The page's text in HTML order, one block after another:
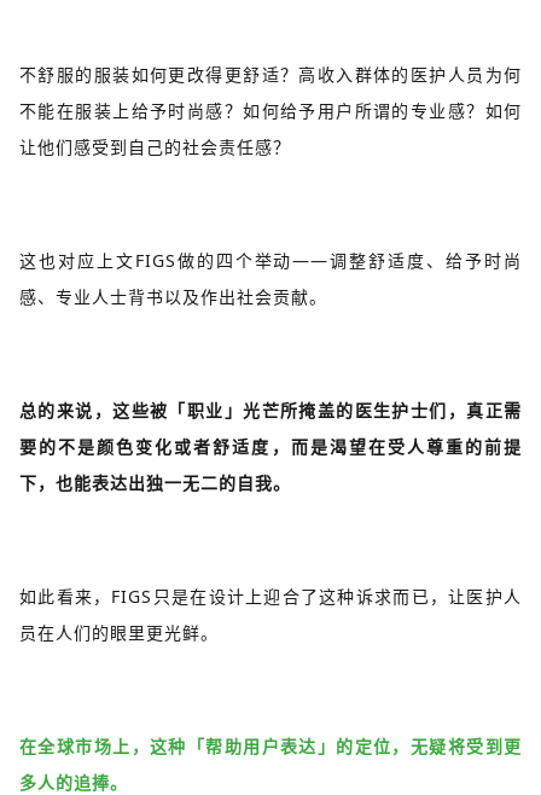
不舒服的服装如何更改得更舒适？高收入群体的医护人员为何
不能在服装上给予时尚感？如何给予用户所谓的专业感？如何
让他们感受到自己的社会责任感？
这也对应上文FIGS做的四个举动——调整舒适度、给予时尚
感、专业人士背书以及作出社会贡献。
总的来说，这些被「职业」光芒所掩盖的医生护士们，真正需
要的不是颜色变化或者舒适度，而是渴望在受人尊重的前提
下，也能表达出独一无二的自我。
如此看来，FIGS只是在设计上迎合了这种诉求而已，让医护人
员在人们的眼里更光鲜。
在全球市场上，这种「帮助用户表达」的定位，无疑将受到更
多人的追捧。